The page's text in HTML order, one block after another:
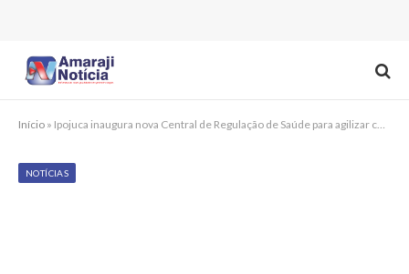
Início » Ipojuca inaugura nova Central de Regulação de Saúde para agilizar consultas e exames
NOTÍCIAS